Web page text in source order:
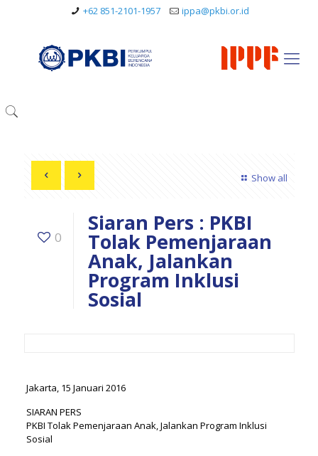
+62 851-2101-1957 ippa@pkbi.or.id
Show all
0
Siaran Pers : PKBI
Tolak Pemenjaraan
Anak, Jalankan
Program Inklusi
Sosial
Jakarta, 15 Januari 2016
SIARAN PERS
PKBI Tolak Pemenjaraan Anak, Jalankan Program Inklusi
Sosial